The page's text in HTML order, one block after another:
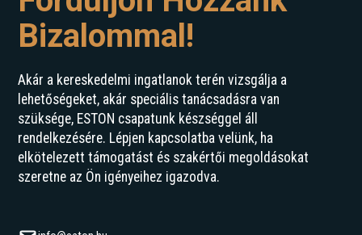
Bizalommal!
Akár a kereskedelmi ingatlanok terén vizsgálja a
lehetőségeket, akár speciális tanácsadásra van
szüksége, ESTON csapatunk készséggel áll
rendelkezésére. Lépjen kapcsolatba velünk, ha
elkötelezett támogatást és szakértői megoldásokat
szeretne az Ön igényeihez igazodva.